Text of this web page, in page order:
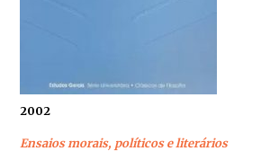
2002
Ensaios morais, políticos e literários